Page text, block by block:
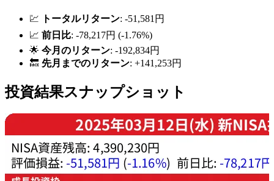
💹 トータルリターン: -51,581円
📈 前日比: -78,217円 (-1.76%)
🌟 今月のリターン: -192,834円
🔙 先月までのリターン: +141,253円
投資結果スナップショット